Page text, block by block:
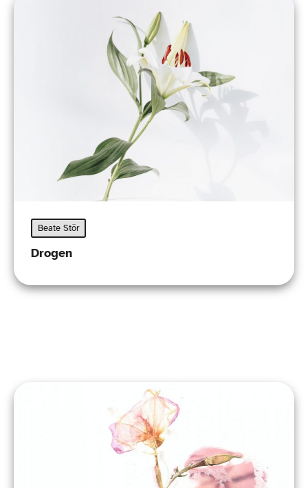
Beate Stör
Drogen